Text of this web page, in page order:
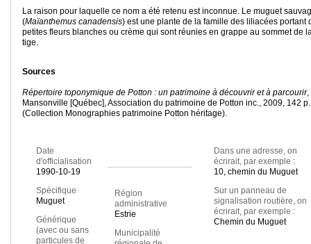
La raison pour laquelle ce nom a été retenu est inconnue. Le muguet
(Maïanthemus canadensis) est une plante de la famille des liliacées portant
petites fleurs blanches ou crème qui sont réunies en grappe au sommet de
tige.
Sources
Répertoire toponymique de Potton : un patrimoine à découvrir et à parcourir,
Mansonville [Québec], Association du patrimoine de Potton inc., 2009, 142
(Collection Monographies patrimoine Potton héritage).
Date
d'officialisation
1990-10-19
Spécifique
Muguet
Générique
(avec ou sans
particules de
Région
administrative
Estrie
Municipalité
Dans une adresse, on
écrirait, par exemple :
10, chemin du Muguet
Sur un panneau de
signalisation routière, on
écrirait, par exemple :
Chemin du Muguet